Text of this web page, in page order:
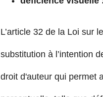
L’article 32 de la Loi sur
substitution à l’intention
droit d'auteur qui permet